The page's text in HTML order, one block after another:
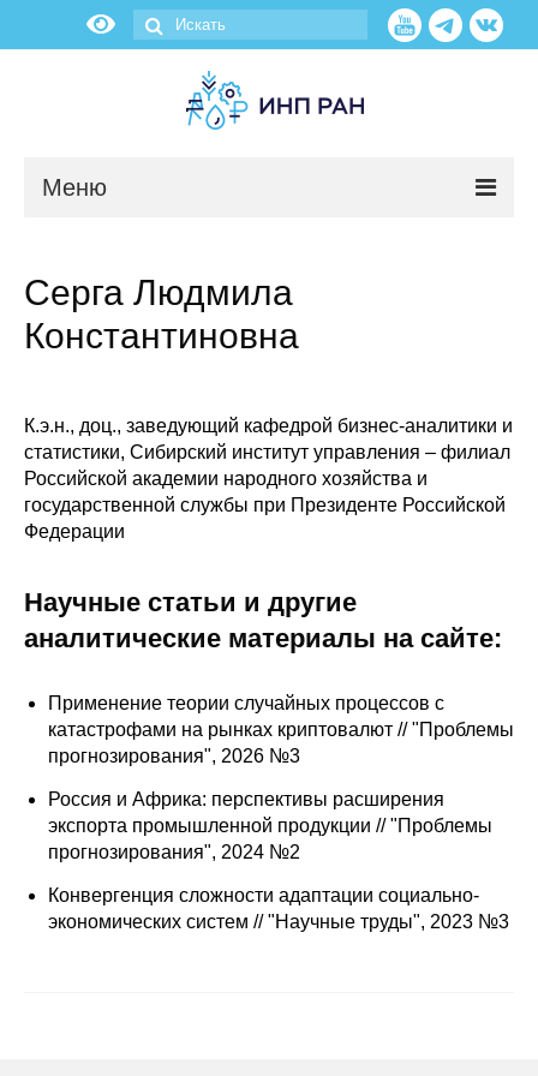
Меню
О нас
Научные подразделения
Администрация
Сотрудники
Отчетность
Материалы для СМИ
Научная жизнь
Издания
Серга Людмила
Константиновна
К.э.н., доц., заведующий кафедрой бизнес-аналитики и
статистики, Сибирский институт управления – филиал
Российской академии народного хозяйства и
государственной службы при Президенте Российской
Федерации
Научные статьи и другие
аналитические материалы на сайте:
Применение теории случайных процессов с
катастрофами на рынках криптовалют // "Проблемы
прогнозирования", 2026 №3
Россия и Африка: перспективы расширения
экспорта промышленной продукции // "Проблемы
прогнозирования", 2024 №2
Конвергенция сложности адаптации социально-
экономических систем // "Научные труды", 2023 №3